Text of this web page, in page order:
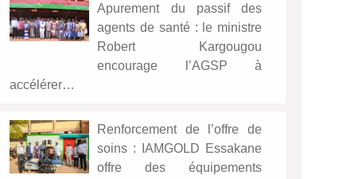
Apurement du passif des
agents de santé : le ministre
Robert Kargougou
encourage l’AGSP à
accélérer…
Renforcement de l’offre de
soins : IAMGOLD Essakane
offre des équipements